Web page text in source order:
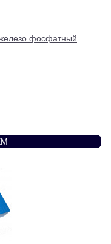
фосфатный